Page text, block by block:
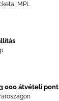
MPL
000 átvételi pont